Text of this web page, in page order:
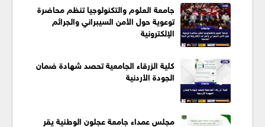
جامعة العلوم والتكنولوجيا تنظم محاضرة
توعوية حول الأمن السيبراني والجرائم
الإلكترونية
كلية الزرقاء الجامعية تحصد شهادة ضمان
الجودة الأردنية
مجلس عمداء جامعة عجلون الوطنية يقر